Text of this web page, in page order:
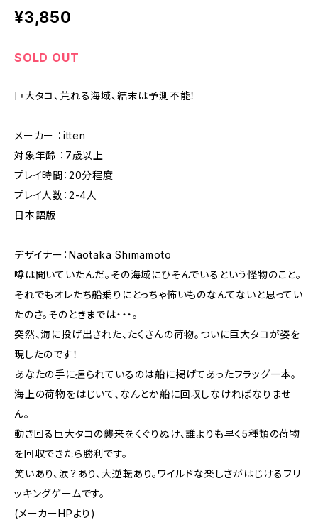
¥3,850
SOLD OUT
巨大タコ、荒れる海域、結末は予測不能！
メーカー ：itten
対象年齢 ：7歳以上
プレイ時間：20分程度
プレイ人数：2-4人
日本語版
デザイナー：Naotaka Shimamoto
噂は聞いていたんだ。その海域にひそんでいるという怪物のこと。
それでもオレたち船乗りにとっちゃ怖いものなんてないと思ってい
たのさ。そのときまでは・・・。
突然、海に投げ出された、たくさんの荷物。ついに巨大タコが姿を
現したのです！
あなたの手に握られているのは船に掲げてあったフラッグ一本。
海上の荷物をはじいて、なんとか船に回収しなければなりませ
ん。
動き回る巨大タコの襲来をくぐりぬけ、誰よりも早く5種類の荷物
を回収できたら勝利です。
笑いあり、涙？あり、大逆転あり。ワイルドな楽しさがはじけるフリ
ッキングゲームです。
(メーカーHPより)